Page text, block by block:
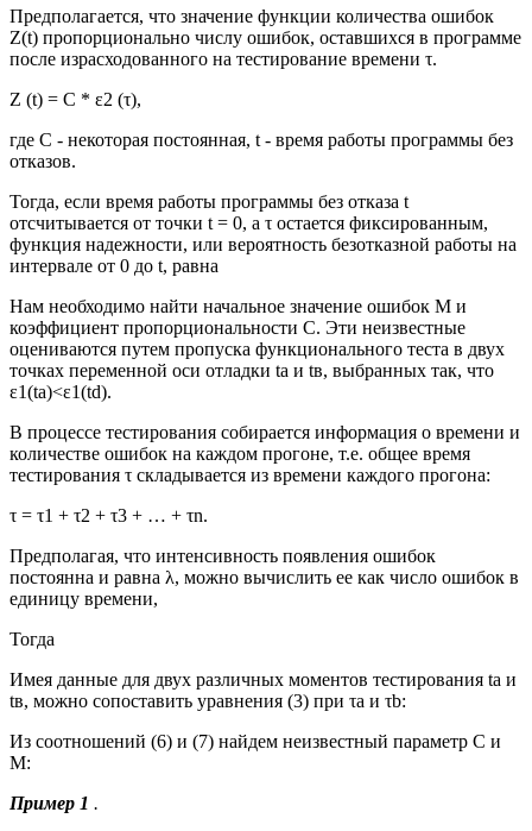
Предполагается, что значение функции количества ошибок
Z(t) пропорционально числу ошибок, оставшихся в программе
после израсходованного на тестирование времени τ.
Z (t) = C * ε2 (τ),
где С - некоторая постоянная, t - время работы программы без
отказов.
Тогда, если время работы программы без отказа t
отсчитывается от точки t = 0, а τ остается фиксированным,
функция надежности, или вероятность безотказной работы на
интервале от 0 до t, равна
Нам необходимо найти начальное значение ошибок M и
коэффициент пропорциональности С. Эти неизвестные
оцениваются путем пропуска функционального теста в двух
точках переменной оси отладки ta и tв, выбранных так, что
ε1(ta)<ε1(td).
В процессе тестирования собирается информация о времени и
количестве ошибок на каждом прогоне, т.е. общее время
тестирования τ складывается из времени каждого прогона:
τ = τ1 + τ2 + τ3 + … + τn.
Предполагая, что интенсивность появления ошибок
постоянна и равна λ, можно вычислить ее как число ошибок в
единицу времени,
Тогда
Имея данные для двух различных моментов тестирования ta и
tв, можно сопоставить уравнения (3) при τa и τb:
Из соотношений (6) и (7) найдем неизвестный параметр С и
М:
Пример 1 .